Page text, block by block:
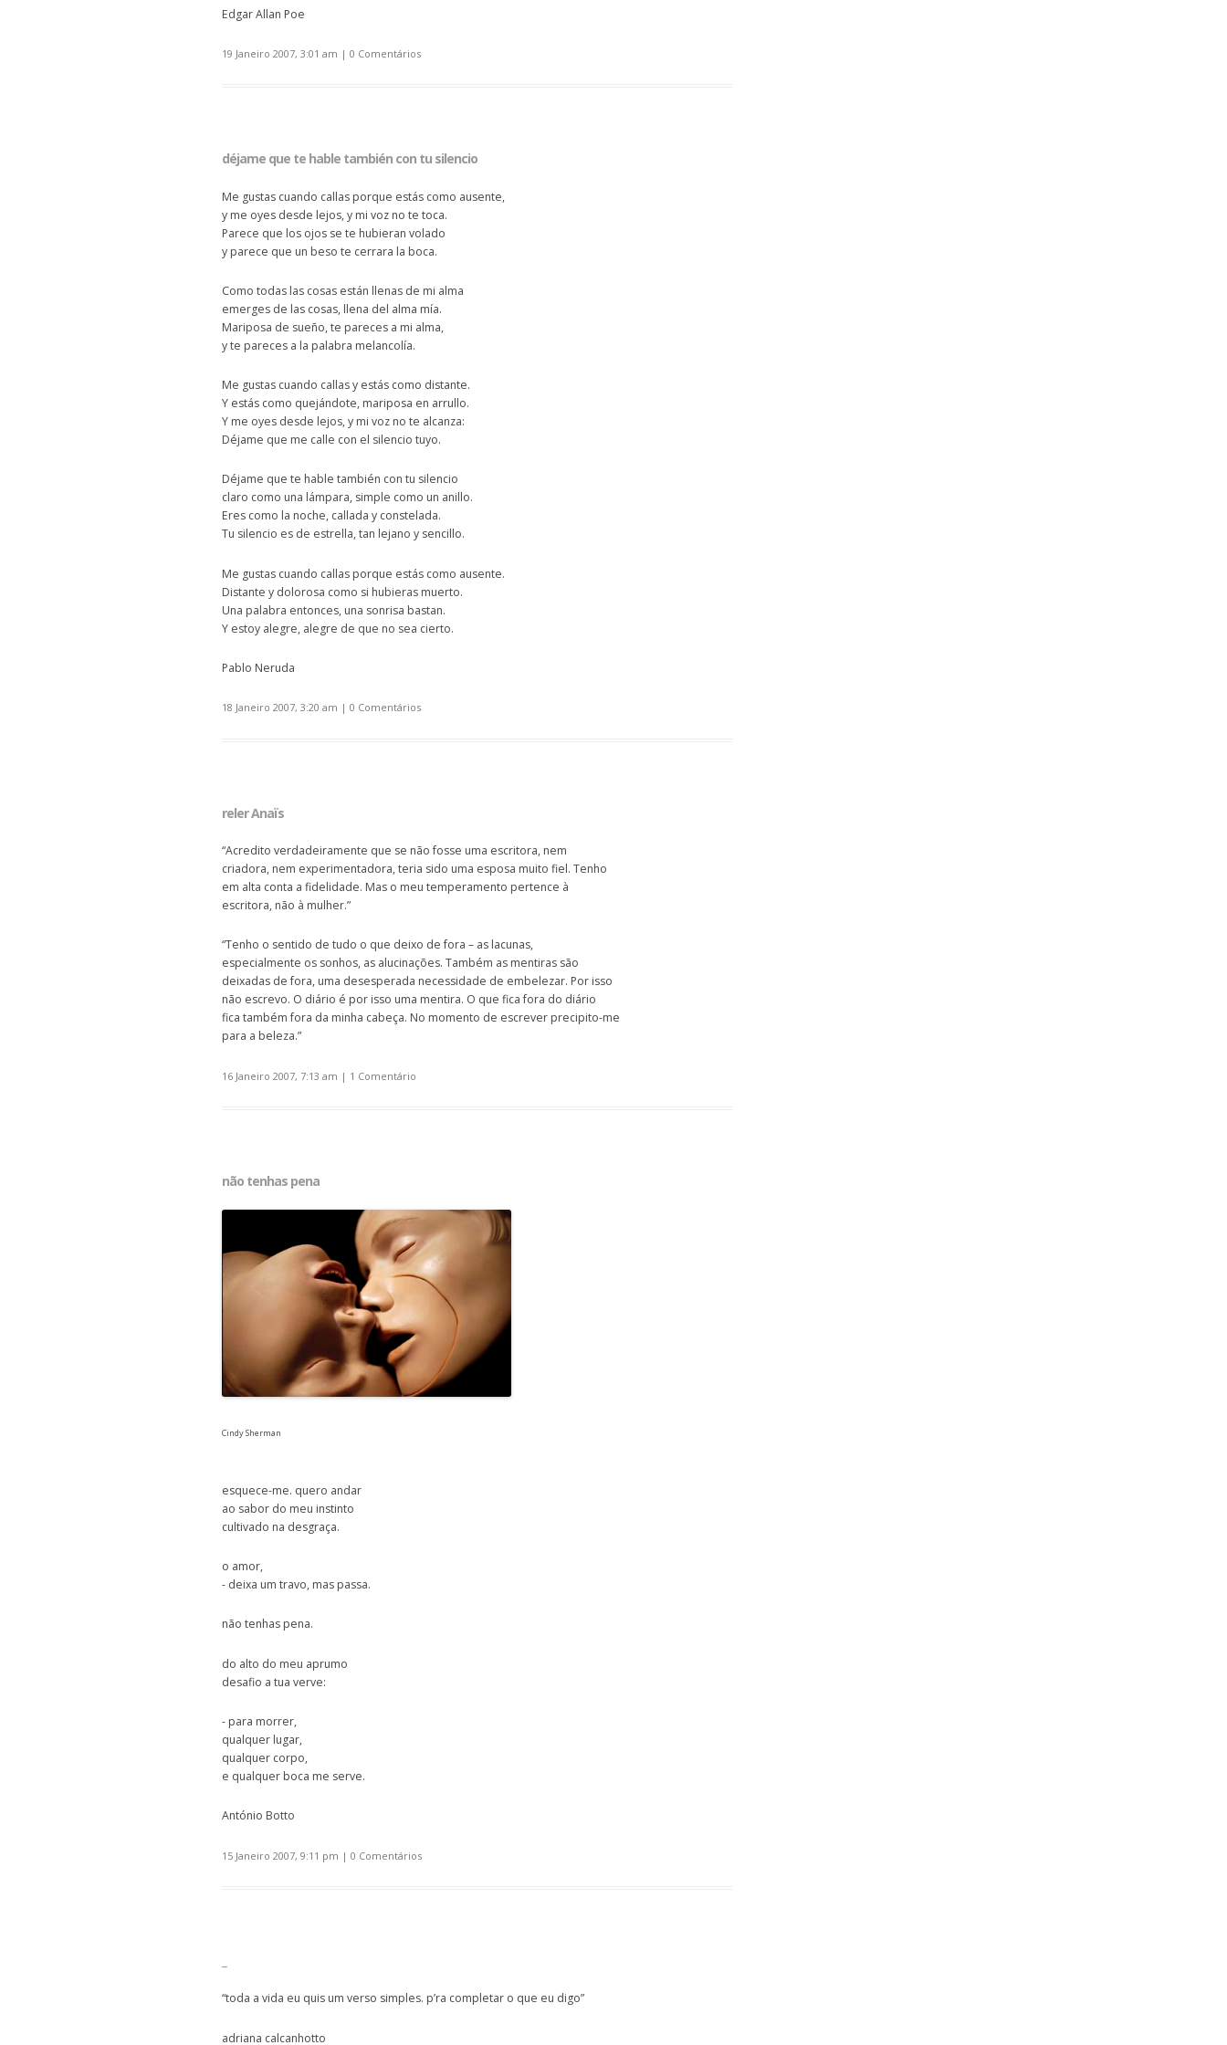
Edgar Allan Poe
19 Janeiro 2007, 3:01 am | 0 Comentários
déjame que te hable también con tu silencio
Me gustas cuando callas porque estás como ausente,
y me oyes desde lejos, y mi voz no te toca.
Parece que los ojos se te hubieran volado
y parece que un beso te cerrara la boca.
Como todas las cosas están llenas de mi alma
emerges de las cosas, llena del alma mía.
Mariposa de sueño, te pareces a mi alma,
y te pareces a la palabra melancolía.
Me gustas cuando callas y estás como distante.
Y estás como quejándote, mariposa en arrullo.
Y me oyes desde lejos, y mi voz no te alcanza:
Déjame que me calle con el silencio tuyo.
Déjame que te hable también con tu silencio
claro como una lámpara, simple como un anillo.
Eres como la noche, callada y constelada.
Tu silencio es de estrella, tan lejano y sencillo.
Me gustas cuando callas porque estás como ausente.
Distante y dolorosa como si hubieras muerto.
Una palabra entonces, una sonrisa bastan.
Y estoy alegre, alegre de que no sea cierto.
Pablo Neruda
18 Janeiro 2007, 3:20 am | 0 Comentários
reler Anaïs
“Acredito verdadeiramente que se não fosse uma escritora, nem
criadora, nem experimentadora, teria sido uma esposa muito fiel. Tenho
em alta conta a fidelidade. Mas o meu temperamento pertence à
escritora, não à mulher.”
“Tenho o sentido de tudo o que deixo de fora – as lacunas,
especialmente os sonhos, as alucinações. Também as mentiras são
deixadas de fora, uma desesperada necessidade de embelezar. Por isso
não escrevo. O diário é por isso uma mentira. O que fica fora do diário
fica também fora da minha cabeça. No momento de escrever precipito-me
para a beleza.”
16 Janeiro 2007, 7:13 am | 1 Comentário
não tenhas pena
Cindy Sherman
esquece-me. quero andar
ao sabor do meu instinto
cultivado na desgraça.
o amor,
- deixa um travo, mas passa.
não tenhas pena.
do alto do meu aprumo
desafio a tua verve:
- para morrer,
qualquer lugar,
qualquer corpo,
e qualquer boca me serve.
António Botto
15 Janeiro 2007, 9:11 pm | 0 Comentários
“toda a vida eu quis um verso simples. p’ra completar o que eu digo”
adriana calcanhotto